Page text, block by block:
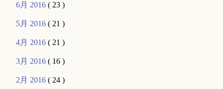
6月 2016( 23 )
5月 2016( 21 )
4月 2016( 21 )
3月 2016( 16 )
2月 2016( 24 )